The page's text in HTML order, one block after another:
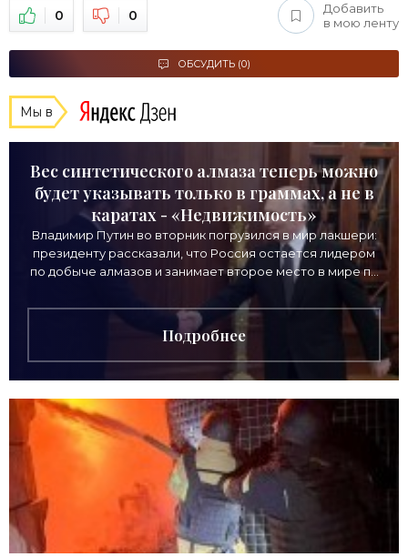
0 0
Добавить
в мою ленту
ОБСУДИТЬ (0)
Мы в
Вес синтетического алмаза теперь можно
будет указывать только в граммах, а не в
каратах - «Недвижимость»
Владимир Путин во вторник погрузился в мир лакшери:
президенту рассказали, что Россия остается лидером
по добыче алмазов и занимает второе место в мире по
Подробнее